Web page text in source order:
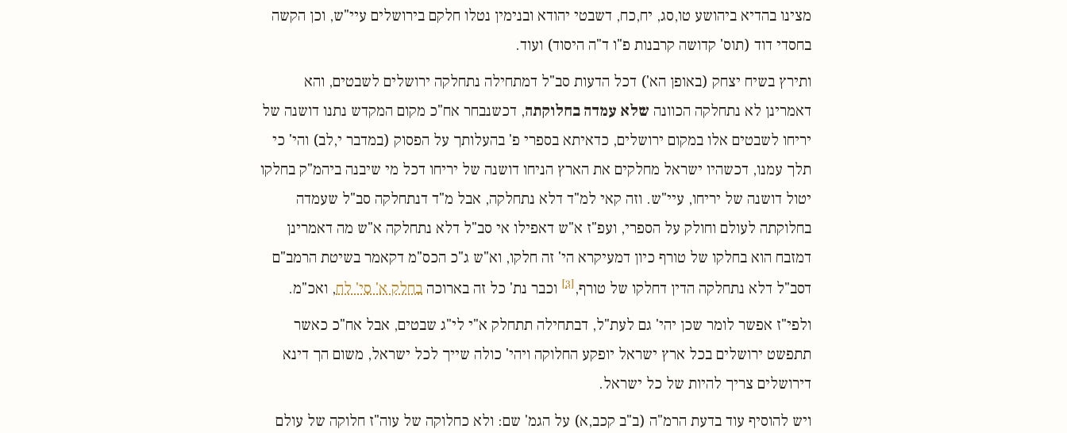
מצינו בהדיא ביהושע טו,סג, יח,כח, דשבטי יהודא ובנימין נטלו חלקם בירושלים עיי"ש, וכן הקשה
בחסדי דוד (תוס' קדושה קרבנות פ"ו ד"ה היסוד) ועוד.
ותירץ בשיח יצחק (באופן הא') דכל הדעות סב"ל דמתחילה נתחלקה ירושלים לשבטים, והא
דאמרינן לא נתחלקה הכוונה שלא עמדה בחלוקתה, דכשנבחר אח"כ מקום המקדש נתנו דושנה של
יריחו לשבטים אלו במקום ירושלים, כדאיתא בספרי פ' בהעלותך על הפסוק (במדבר י,לב) והי' כי
תלך עמנו, דכשהיו ישראל מחלקים את הארץ הניחו דושנה של יריחו דכל מי שיבנה ביהמ"ק בחלקו
יטול דושנה של יריחו, עיי"ש. וזה קאי למ"ד דלא נתחלקה, אבל מ"ד דנתחלקה סב"ל שעמדה
בחלוקתה לעולם וחולק על הספרי, ועפ"ז א"ש דאפילו אי סב"ל דלא נתחלקה א"ש מה דאמרינן
דמזבח הוא בחלקו של טורף כיון דמעיקרא הי' זה חלקו, וא"ש ג"כ הכס"מ דקאמר בשיטת הרמב"ם
דסב"ל דלא נתחלקה הדין דחלקו של טורף, [3] וכבר נת' כל זה בארוכה בחלק א' סי' לח, ואכ"מ.
ולפי"ז אפשר לומר שכן יהי' גם לעת"ל, דבתחילה תתחלק א"י לי"ג שבטים, אבל אח"כ כאשר
תתפשט ירושלים בכל ארץ ישראל יופקע החלוקה ויהי' כולה שייך לכל ישראל, משום הך דינא
דירושלים צריך להיות של כל ישראל.
ויש להוסיף עוד בדעת הרמ"ה (ב"ב קכב,א) על הגמ' שם: ולא כחלוקה של עוה"ז חלוקה של עולם